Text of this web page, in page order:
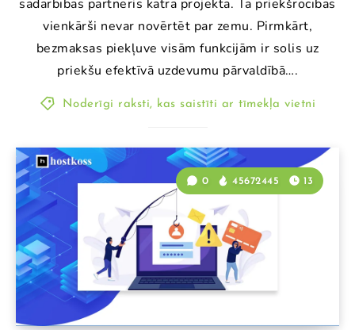
sadarbības partneris katrā projektā. Tā priekšrocības
vienkārši nevar novērtēt par zemu. Pirmkārt,
bezmaksas piekļuve visām funkcijām ir solis uz
priekšu efektīvā uzdevumu pārvaldībā….
Noderīgi raksti, kas saistīti ar tīmekļa vietni
0 45672445 13